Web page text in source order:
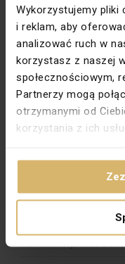
Wykorzystujemy pliki
i reklam, aby
analizować ruch w
korzystasz z naszej
społecznościowym,
Partnerzy mogą
otrzymanymi od
korzystania z ich
Typ zacisków
Wejście typu F
Do systemu ramkowego
Materiał dokładny
Pozostałe dane
Tłumienie wejściowe dla